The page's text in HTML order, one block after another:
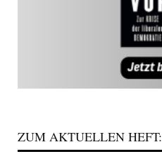
ZUM AKTUELLEN HEFT: